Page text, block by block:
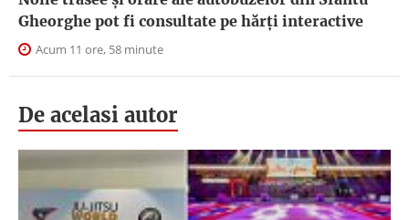
Gheorghe pot fi consultate pe hărți interactive
Acum 11 ore, 58 minute
De acelasi autor